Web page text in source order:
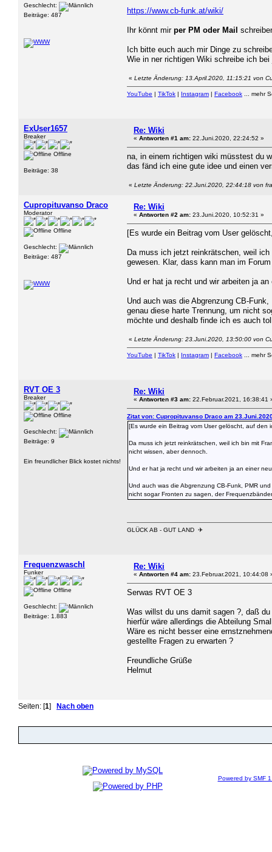
Geschlecht:
Beiträge: 487
https://www.cb-funk.at/wiki/
Ihr könnt mir per PM oder Mail
Ich bitte euch auch mir Dinge zu
Wie in ner richtigen Wiki schreibe ich
« Letzte Änderung: 13.April.2020, 11:15:21 von
YouTube | TikTok | Instagram | Facebook ... mehr
ExUser1657
Breaker
Offline
Beiträge: 38
Re: Wiki
« Antworten #1 am: 22.Juni.2020, 22:24:52 »
na, in einem richtigen wiki müsstest du
das fänd ich eine gute idee und einen
« Letzte Änderung: 22.Juni.2020, 22:44:18 von
Cupropituvanso Draco
Moderator
Offline
Geschlecht:
Beiträge: 487
Re: Wiki
« Antworten #2 am: 23.Juni.2020, 10:52:31 »
[Es wurde ein Beitrag vom User
Da muss ich jetzt reinkrätschen, weil
gewesen. Klar, dass kann man im
Und er hat ja recht und wir arbeiten ja
Und auch was die Abgrenzung CB-
genau diese harte Trennung, um nicht
möchte und deshalb finde ich es auch
« Letzte Änderung: 23.Juni.2020, 13:50:00 von
YouTube | TikTok | Instagram | Facebook ... mehr
RVT OE 3
Breaker
Offline
Geschlecht:
Beiträge: 9
Ein freundlicher Blick kostet nichts!
Re: Wiki
« Antworten #3 am: 22.Februar.2021, 16:38:41
Zitat von: Cupropituvanso Draco am
[Es wurde ein Beitrag vom User gelöscht, auf den
Da muss ich jetzt reinkrätschen, weil ich bin mit
nicht wissen, aber dennoch.
Und er hat ja recht und wir arbeiten ja an einer
Und auch was die Abgrenzung CB-Funk, PMR
nicht sogar Fronten zu sagen, der
GLÜCK AB - GUT LAND ✈
Frequenzwaschl
Funker
Offline
Geschlecht:
Beiträge: 1.883
Re: Wiki
« Antworten #4 am: 23.Februar.2021, 10:44:08
Serwas RVT OE 3
Was willst du uns damit sagen ?, daß
hierfür wäre allerdings die Abteilung
Wäre es nicht besser eine
gestellte Fragen zu erwarten ?
Freundliche Grüße
Helmut
Seiten: [1] Nach oben
Powered by SMF